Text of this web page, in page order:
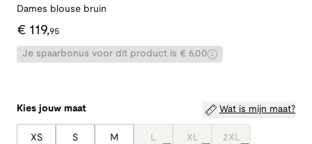
Dames blouse bruin
€ 119,95
Je spaarbonus voor dit product is € 6,00
Kies jouw maat Wat is mijn maat?
XS S M L XL 2XL